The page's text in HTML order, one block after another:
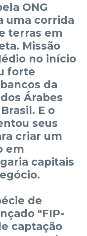
ONG
uma corrida
terras em
Missão
no início
forte
da
Árabes
E o
seus
criar um
em
capitais
de
"FIP-
captação